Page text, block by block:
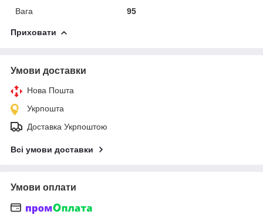
Вага
95
Приховати
Умови доставки
Нова Пошта
Укрпошта
Доставка Укрпоштою
Всі умови доставки
Умови оплати